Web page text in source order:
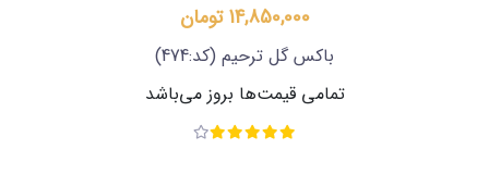
14,850,000 تومان
باکس گل ترحیم (کد:474)
تمامی قیمت‌ها بروز می‌باشد